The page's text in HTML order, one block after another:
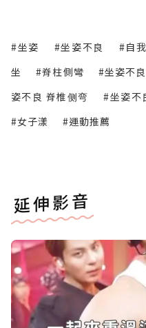
#坐姿 #坐姿不良 #自
坐
#脊柱側彎 #坐姿不
姿不良 脊椎侧弯
#坐姿不
#女子漾
#運動推薦
延伸影音